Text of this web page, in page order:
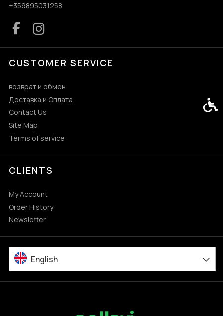
+359895031258
CUSTOMER SERVICE
возврат и обмен
Доставка и Оплата
Contact Us
Site Map
Terms of service
CLIENTS
My Account
Order History
Newsletter
English